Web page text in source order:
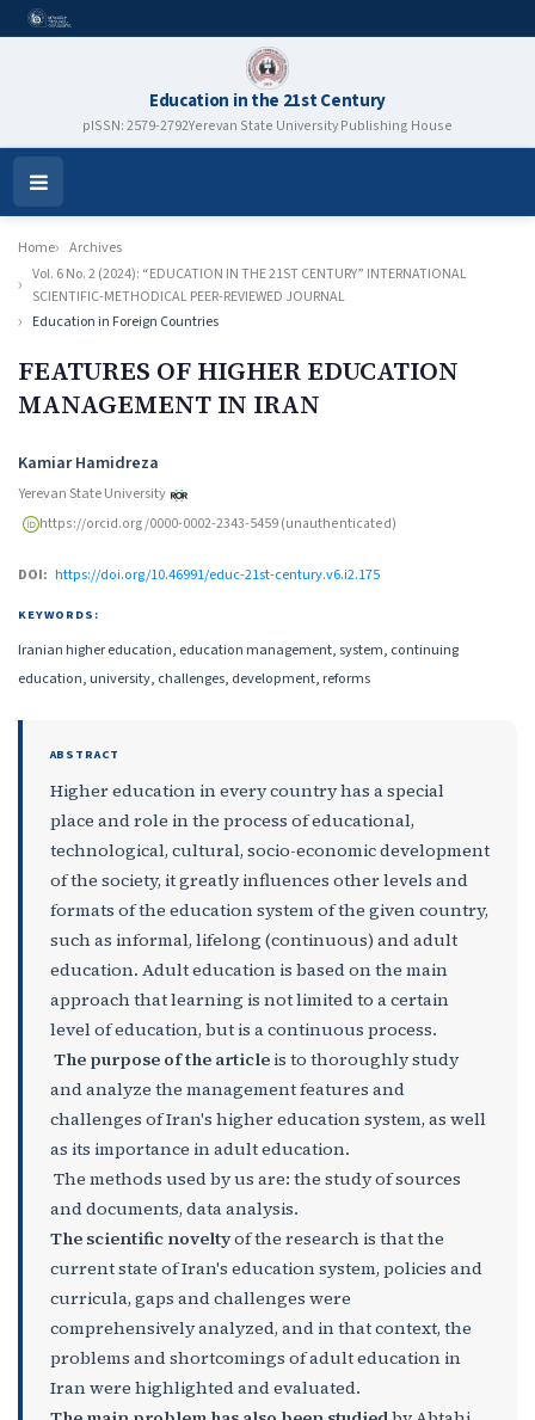
Education in the 21st Century
pISSN: 2579-2792Yerevan State University Publishing House
Open
Menu
Home
Archives
Vol. 6 No. 2 (2024): “EDUCATION IN THE 21ST CENTURY” INTERNATIONAL
SCIENTIFIC-METHODICAL PEER-REVIEWED JOURNAL
Education in Foreign Countries
FEATURES OF HIGHER EDUCATION
MANAGEMENT IN IRAN
Authors
Kamiar Hamidreza
Yerevan State University
https://orcid.org/0000-0002-2343-5459 (unauthenticated)
DOI: https://doi.org/10.46991/educ-21st-century.v6.i2.175
KEYWORDS:
Iranian higher education, education management, system, continuing
education, university, challenges, development, reforms
ABSTRACT
Higher education in every country has a special
place and role in the process of educational,
technological, cultural, socio-economic development
of the society, it greatly influences other levels and
formats of the education system of the given country,
such as informal, lifelong (continuous) and adult
education. Adult education is based on the main
approach that learning is not limited to a certain
level of education, but is a continuous process.
The purpose of the articleis to thoroughly study
and analyze the management features and
challenges of Iran's higher education system, as well
as its importance in adult education.
The methods used by us are: the study of sources
and documents, data analysis.
The scientific noveltyof the research is that the
current state of Iran's education system, policies and
curricula, gaps and challenges were
comprehensively analyzed, and in that context, the
problems and shortcomings of adult education in
Iran were highlighted and evaluated.